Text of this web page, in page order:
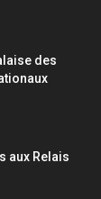
des
aux Relais